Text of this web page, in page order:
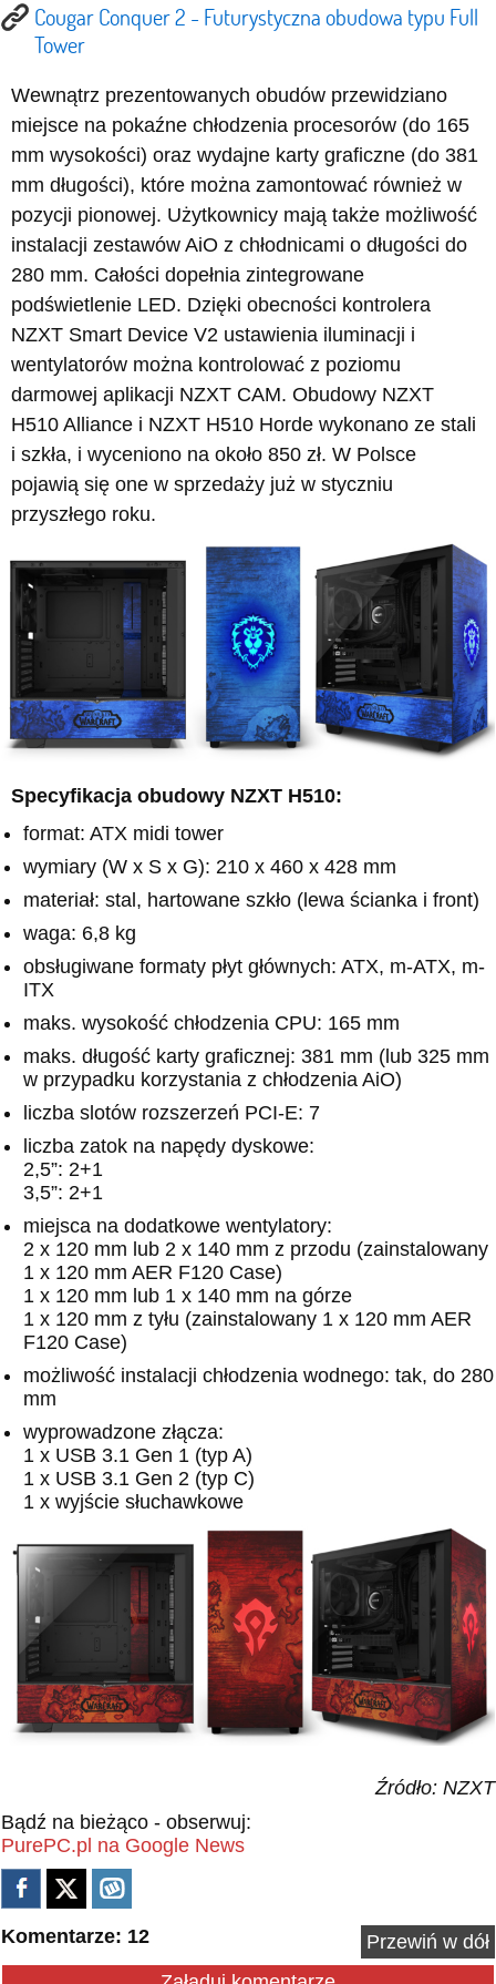
Cougar Conquer 2 - Futurystyczna obudowa typu Full
Tower
Wewnątrz prezentowanych obudów przewidziano
miejsce na pokaźne chłodzenia procesorów (do 165
mm wysokości) oraz wydajne karty graficzne (do 381
mm długości), które można zamontować również w
pozycji pionowej. Użytkownicy mają także możliwość
instalacji zestawów AiO z chłodnicami o długości do
280 mm. Całości dopełnia zintegrowane
podświetlenie LED. Dzięki obecności kontrolera
NZXT Smart Device V2 ustawienia iluminacji i
wentylatorów można kontrolować z poziomu
darmowej aplikacji NZXT CAM. Obudowy NZXT
H510 Alliance i NZXT H510 Horde wykonano ze stali
i szkła, i wyceniono na około 850 zł. W Polsce
pojawią się one w sprzedaży już w styczniu
przyszłego roku.
Specyfikacja obudowy NZXT H510:
format: ATX midi tower
wymiary (W x S x G): 210 x 460 x 428 mm
materiał: stal, hartowane szkło (lewa ścianka i front)
waga: 6,8 kg
obsługiwane formaty płyt głównych: ATX, m-ATX, m-
ITX
maks. wysokość chłodzenia CPU: 165 mm
maks. długość karty graficznej: 381 mm (lub 325 mm
w przypadku korzystania z chłodzenia AiO)
liczba slotów rozszerzeń PCI-E: 7
liczba zatok na napędy dyskowe:
2,5”: 2+1
3,5”: 2+1
miejsca na dodatkowe wentylatory:
2 x 120 mm lub 2 x 140 mm z przodu (zainstalowany
1 x 120 mm AER F120 Case)
1 x 120 mm lub 1 x 140 mm na górze
1 x 120 mm z tyłu (zainstalowany 1 x 120 mm AER
F120 Case)
możliwość instalacji chłodzenia wodnego: tak, do 280
mm
wyprowadzone złącza:
1 x USB 3.1 Gen 1 (typ A)
1 x USB 3.1 Gen 2 (typ C)
1 x wyjście słuchawkowe
Źródło: NZXT
Bądź na bieżąco - obserwuj:
PurePC.pl na Google News
Komentarze: 12
Przewiń w dół